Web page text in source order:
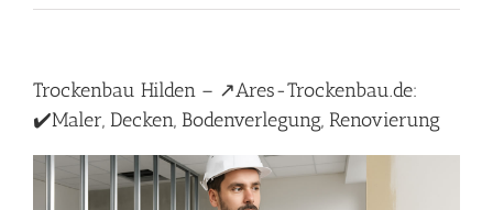
Trockenbau Hilden – ↗️Ares-Trockenbau.de:
✔️Maler, Decken, Bodenverlegung, Renovierung